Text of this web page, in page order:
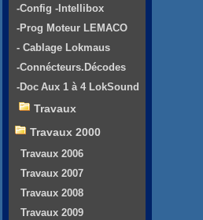
-Config -Intellibox
-Prog Moteur LEMACO
- Cablage Lokmaus
-Connécteurs.Décodes
-Doc Aux 1 à 4 LokSound
Travaux
Travaux 2000
Travaux 2006
Travaux 2007
Travaux 2008
Travaux 2009